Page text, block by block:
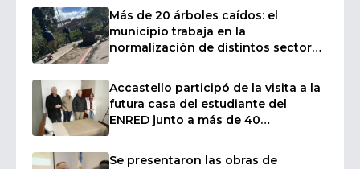
Más de 20 árboles caídos: el
municipio trabaja en la
normalización de distintos sectores
Accastello participó de la visita a la
futura casa del estudiante del
ENRED junto a más de 40
Se presentaron las obras de